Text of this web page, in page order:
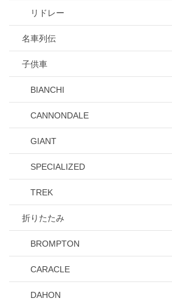
リドレー
名車列伝
子供車
BIANCHI
CANNONDALE
GIANT
SPECIALIZED
TREK
折りたたみ
BROMPTON
CARACLE
DAHON